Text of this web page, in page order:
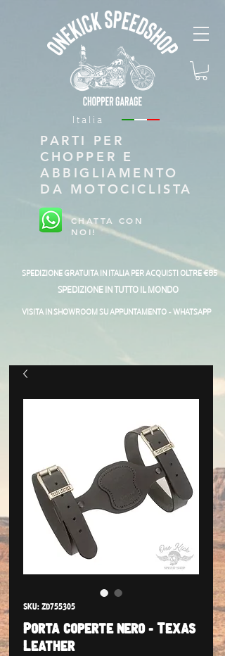
Italia
PARTI PER
CHOPPER E
ABBIGLIAMENTO
DA MOTOCICLISTA
CHATTA CON
NOI!
SPEDIZIONE GRATUITA IN ITALIA PER ACQUISTI OLTRE €85
SPEDIZIONE IN TUTTO IL MONDO
VISITA IN SHOWROOM SU APPUNTAMENTO - WHATSAPP
SKU: ZD755305
Porta coperte nero - Texas
Leather